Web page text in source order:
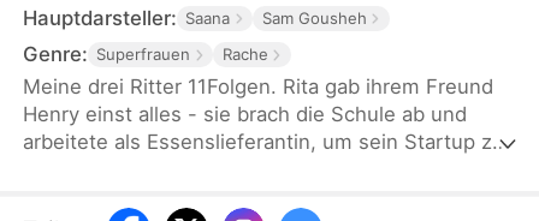
Hauptdarsteller: Saana Sam Gousheh
Genre: Superfrauen Rache
Meine drei Ritter 11Folgen. Rita gab ihrem Freund
Henry einst alles - sie brach die Schule ab und
arbeitete als Essenslieferantin, um sein Startup zu